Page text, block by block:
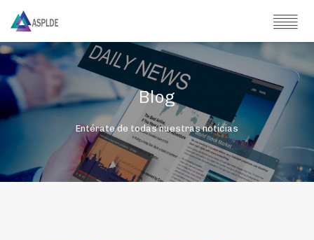
Blog
Entérate de todas nuestras noticias